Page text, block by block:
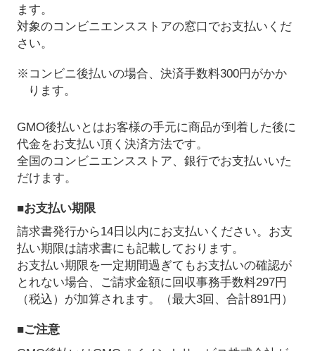
ます。
対象のコンビニエンスストアの窓口でお支払いくだ
さい。
※コンビニ後払いの場合、決済手数料300円がかか
ります。
GMO後払いとはお客様の手元に商品が到着した後に
代金をお支払い頂く決済方法です。
全国のコンビニエンスストア、銀行でお支払いいた
だけます。
■お支払い期限
請求書発行から14日以内にお支払いください。お支
払い期限は請求書にも記載しております。
お支払い期限を一定期間過ぎてもお支払いの確認が
とれない場合、ご請求金額に回収事務手数料297円
（税込）が加算されます。（最大3回、合計891円）
■ご注意